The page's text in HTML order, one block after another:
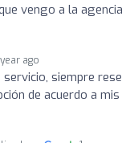
vengo a la
year ago
servicio, siempre
de acuerdo a